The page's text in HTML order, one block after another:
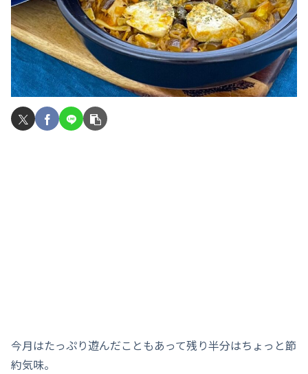
今月はたっぷり遊んだこともあって残り半分はちょっと節
約気味。